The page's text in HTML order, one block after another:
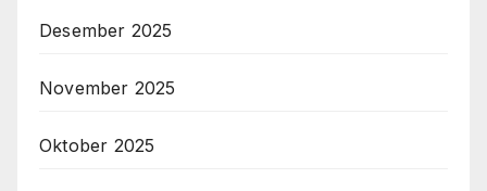
Desember 2025
November 2025
Oktober 2025